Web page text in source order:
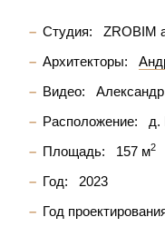
Студия:
ZROBIM
Архитекторы:
Видео:
Расположение:
д.
Площадь:
157 м2
Год:
2023
Год